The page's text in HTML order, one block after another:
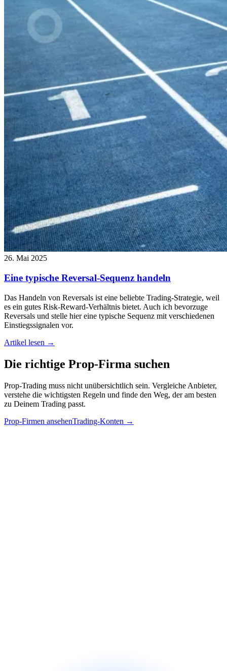
26. Mai 2025
Eine typische Reversal-Sequenz handeln
Das Handeln von Reversals ist eine beliebte Trading-Strategie, weil
es ein gutes Risk-Reward-Verhältnis bietet. Auch ich bevorzuge
Reversals und stelle hier eine typische Sequenz mit verschiedenen
Einstiegssignalen vor.
Artikel lesen →
Die richtige Prop-Firma suchen
Prop-Trading muss nicht unübersichtlich sein. Vergleiche Anbieter,
verstehe die wichtigsten Regeln und finde den Weg, der am besten
zu Deinem Trading passt.
Prop-Firmen ansehenTrading-Konten →